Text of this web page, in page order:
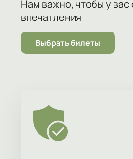
Где и как купить
Купить билеты на
зала. Выберите места для
электронный билет поступит
Ответы на вопросы по
На сайте указана стоимость
детали можно в разделе афиши.
Корпоративным
Нам важно, чтобы у вас
впечатления
Выбрать билеты